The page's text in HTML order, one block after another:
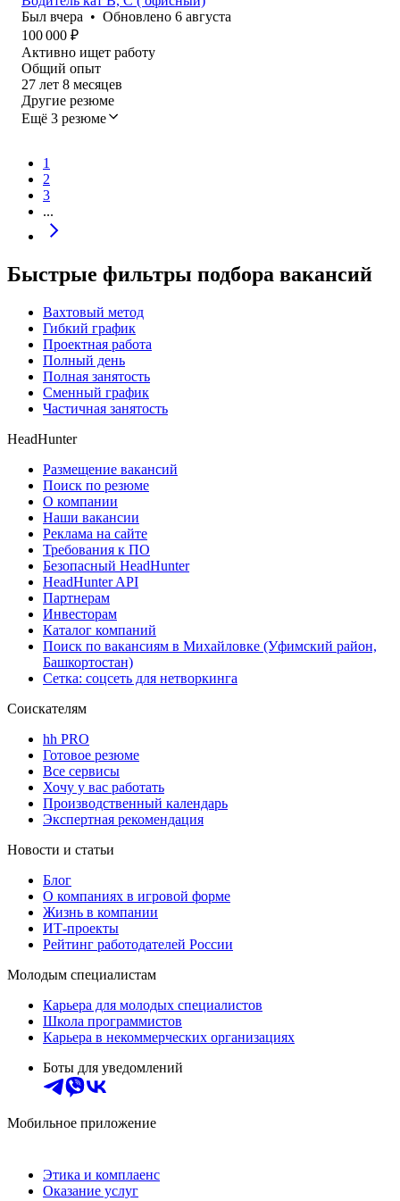
Был вчера • Обновлено 6 августа
100 000 ₽
Активно ищет работу
Общий опыт
27 лет 8 месяцев
Другие резюме
Ещё 3 резюме
1
2
3
...
Быстрые фильтры подбора вакансий
Вахтовый метод
Гибкий график
Проектная работа
Полный день
Полная занятость
Сменный график
Частичная занятость
HeadHunter
Размещение вакансий
Поиск по резюме
О компании
Наши вакансии
Реклама на сайте
Требования к ПО
Безопасный HeadHunter
HeadHunter API
Партнерам
Инвесторам
Каталог компаний
Поиск по вакансиям в Михайловке (Уфимский район,
Башкортостан)
Сетка: соцсеть для нетворкинга
Соискателям
hh PRO
Готовое резюме
Все сервисы
Хочу у вас работать
Производственный календарь
Экспертная рекомендация
Новости и статьи
Блог
О компаниях в игровой форме
Жизнь в компании
ИТ-проекты
Рейтинг работодателей России
Молодым специалистам
Карьера для молодых специалистов
Школа программистов
Карьера в некоммерческих организациях
Боты для уведомлений
Мобильное приложение
Этика и комплаенс
Оказание услуг